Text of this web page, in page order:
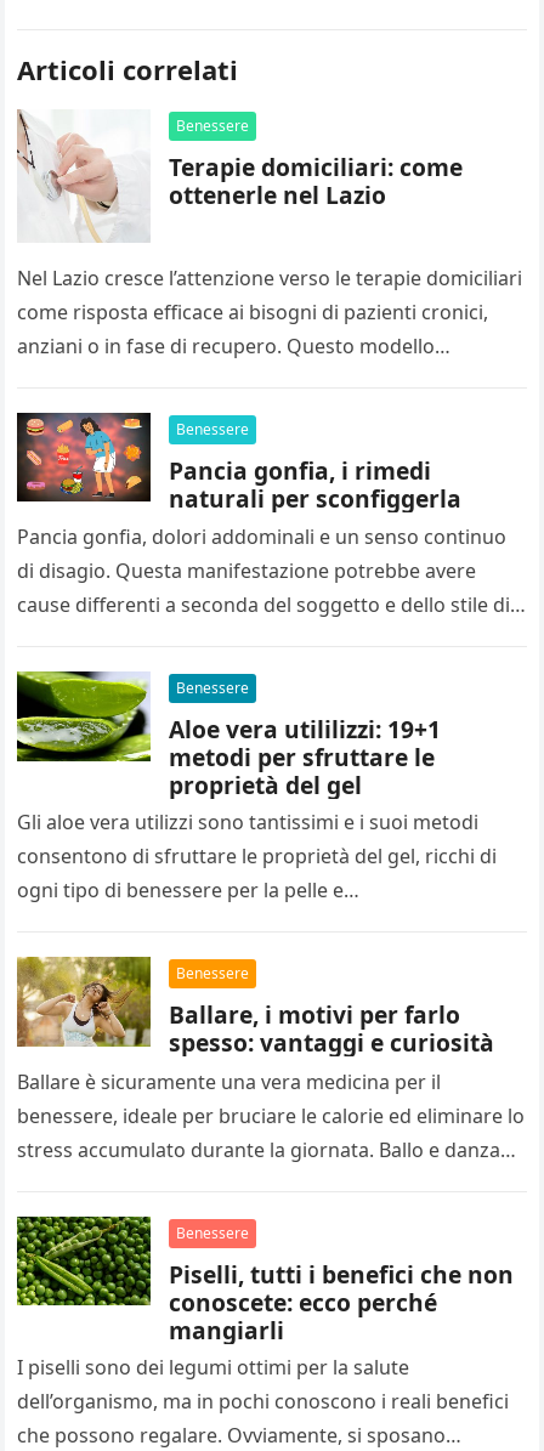
Articoli correlati
Benessere
Terapie domiciliari: come
ottenerle nel Lazio
Nel Lazio cresce l’attenzione verso le terapie domiciliari
come risposta efficace ai bisogni di pazienti cronici,
anziani o in fase di recupero. Questo modello
Benessere
Pancia gonfia, i rimedi
naturali per sconfiggerla
Pancia gonfia, dolori addominali e un senso continuo
di disagio. Questa manifestazione potrebbe avere
cause differenti a seconda del soggetto e dello stile di
Benessere
Aloe vera utililizzi: 19+1
metodi per sfruttare le
proprietà del gel
Gli aloe vera utilizzi sono tantissimi e i suoi metodi
consentono di sfruttare le proprietà del gel, ricchi di
ogni tipo di benessere per la pelle e…
Benessere
Ballare, i motivi per farlo
spesso: vantaggi e curiosità
Ballare è sicuramente una vera medicina per il
benessere, ideale per bruciare le calorie ed eliminare lo
stress accumulato durante la giornata. Ballo e danza
Benessere
Piselli, tutti i benefici che non
conoscete: ecco perché
mangiarli
I piselli sono dei legumi ottimi per la salute
dell’organismo, ma in pochi conoscono i reali benefici
che possono regalare. Ovviamente, si sposano